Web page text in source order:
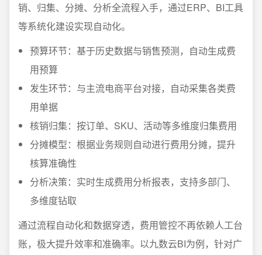
销、归集、分摊、分析全流程入手，通过ERP、BI工具
等系统化建设实现自动化。
预算环节：基于历史数据与销售预测，自动生成费
用预算
发生环节：与主流电商平台对接，自动采集各类费
用单据
核销归集：按订单、SKU、活动等多维度归集费用
分摊模型：根据业务规则自动进行费用分摊，提升
核算准确性
分析决策：实时生成费用分析报表，支持多部门、
多维度钻取
通过流程自动化和数据穿透，费用管控不再依赖人工台
账，极大提升效率和准确率。以九数云BI为例，针对广